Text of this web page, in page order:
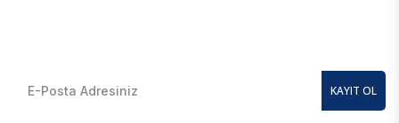
KAYIT OL